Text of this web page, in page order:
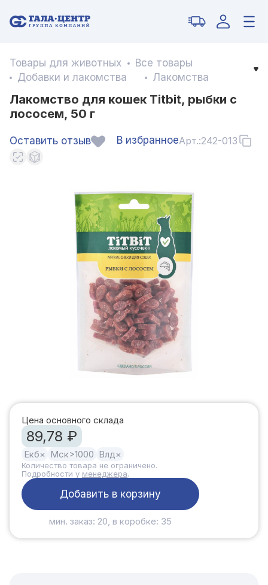
Товары для животных
Все товары
Добавки и лакомства
Лакомства
Лакомство для кошек Titbit, рыбки с
лососем, 50 г
Оставить отзыв В избранноеАрт.:242-013
Цена основного склада
89,78 ₽
Екб× Мск>1000 Влд ×
Количество товара не ограничено.
Подробности у менеджера.
Добавить в корзину
мин. заказ: 20, в коробке: 35